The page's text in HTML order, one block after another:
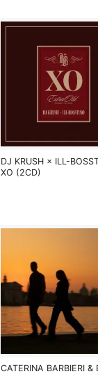
DJ KRUSH × ILL-
XO (2CD)
CATERINA BARBIERI &